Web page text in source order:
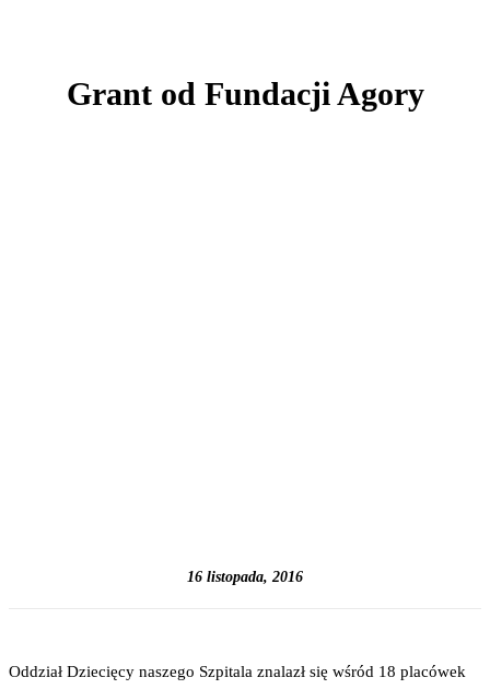
Grant od Fundacji Agory
16 listopada, 2016
Oddział Dziecięcy naszego Szpitala znalazł się wśród 18 placówek